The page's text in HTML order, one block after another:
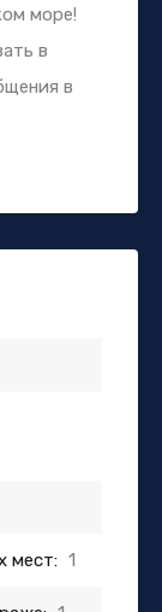
море!
в
в
мест: 1